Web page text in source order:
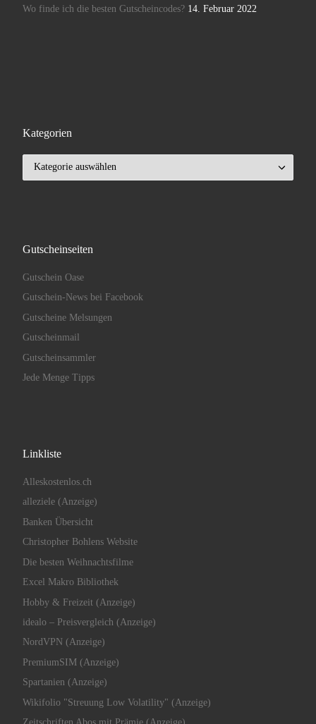
Wo finde ich die besten Gutscheincodes? 14. Februar 2022
Kategorien
Gutscheinseiten
Gutschein Oase
Gutschein-News bei Facebook
Gutscheine Melsungen
Gutscheinmail
Gutscheinsammler
Jede Menge Tipps
Linkliste
Alleskostenlos.ch
alleziele (Anzeige)
Banken Übersicht
Christopher Bohlens Website
Die besten Weihnachtsfilme
Excel Makro Bibliothek
Hobby & Freizeit (Anzeige)
idealo – Preisvergleich (Anzeige)
NordVPN (Anzeige)
PremiumSIM (Anzeige)
Spartanien (Anzeige)
Wikifolio "Streuung Low Volatility" (Anzeige)